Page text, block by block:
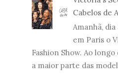
Cabelos de
Amanhã,
em Paris o
Fashion Show. Ao
a maior parte das